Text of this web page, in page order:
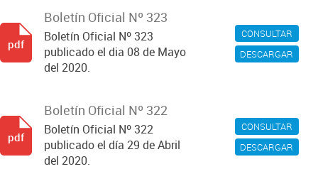
CONSULTAR
DESCARGAR
Boletín Oficial Nº 323
Boletín Oficial Nº 323
publicado el dia 08 de Mayo
del 2020.
pdf
CONSULTAR
DESCARGAR
Boletín Oficial Nº 322
Boletín Oficial Nº 322
publicado el día 29 de Abril
del 2020.
pdf